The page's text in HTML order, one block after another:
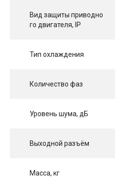
Вид защиты приводно
го двигателя, IP
Тип охлаждения
Количество фаз
Уровень шума, дБ
Выходной разъём
Масса, кг